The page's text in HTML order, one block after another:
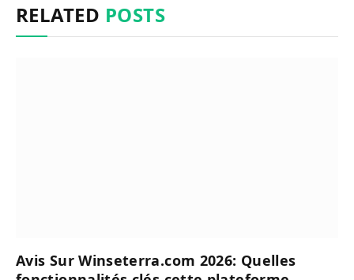
RELATED POSTS
Avis Sur Winseterra.com 2026: Quelles